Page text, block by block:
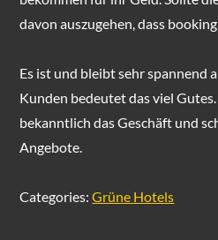
davon auszugehen, dass
Es ist und bleibt sehr spannend
Kunden bedeutet das viel
bekanntlich das Geschäft und
Angebote.
Categories:Grüne Hotels